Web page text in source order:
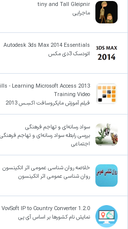
tiny and Tall Gleipnir
ماجرایی
Autodesk 3ds Max 2014 Essentials
اتودسک 3دی مکس
- Learning Microsoft Access 2013
Training Video
فیلم آموزش مایکروسافت اکسِـس 2013
سواد رسانه‌ای و تهاجم فرهنگی
بررسی رابطه سواد رسانه‌ای و تهاجم
اجتماعی
خلاصه روان شناسی عمومی اثر اتکینسون
روان شناسی عمومی اثر اتکینسون
VovSoft IP to Country Converter 1.2.0
نمایش نام کشورها بر اساس آی پی